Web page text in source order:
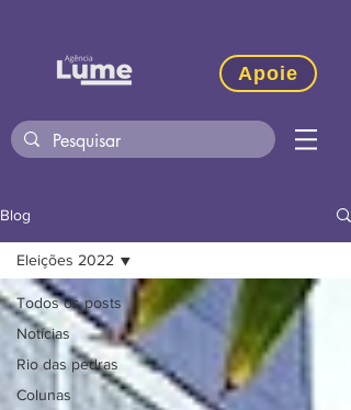
Apoie
Blog
Todos os posts
Notícias
Rio das pedras
Colunas
Eleições 2022